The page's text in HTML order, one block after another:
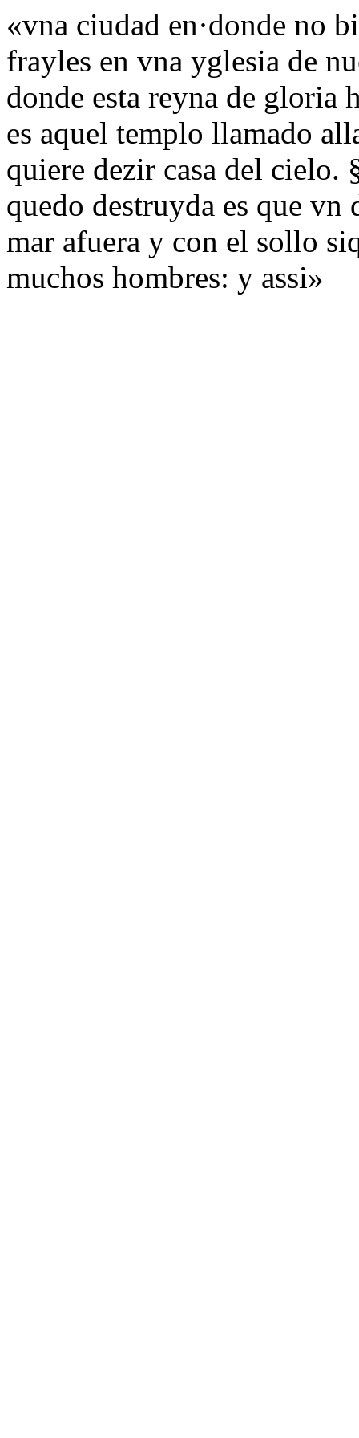
«vna ciudad en·donde no
frayles en vna yglesia de
donde esta reyna de gloria
es aquel templo llamado
quiere dezir casa del cielo.
quedo destruyda es que
mar afuera y con el sollo
muchos hombres: y assi»